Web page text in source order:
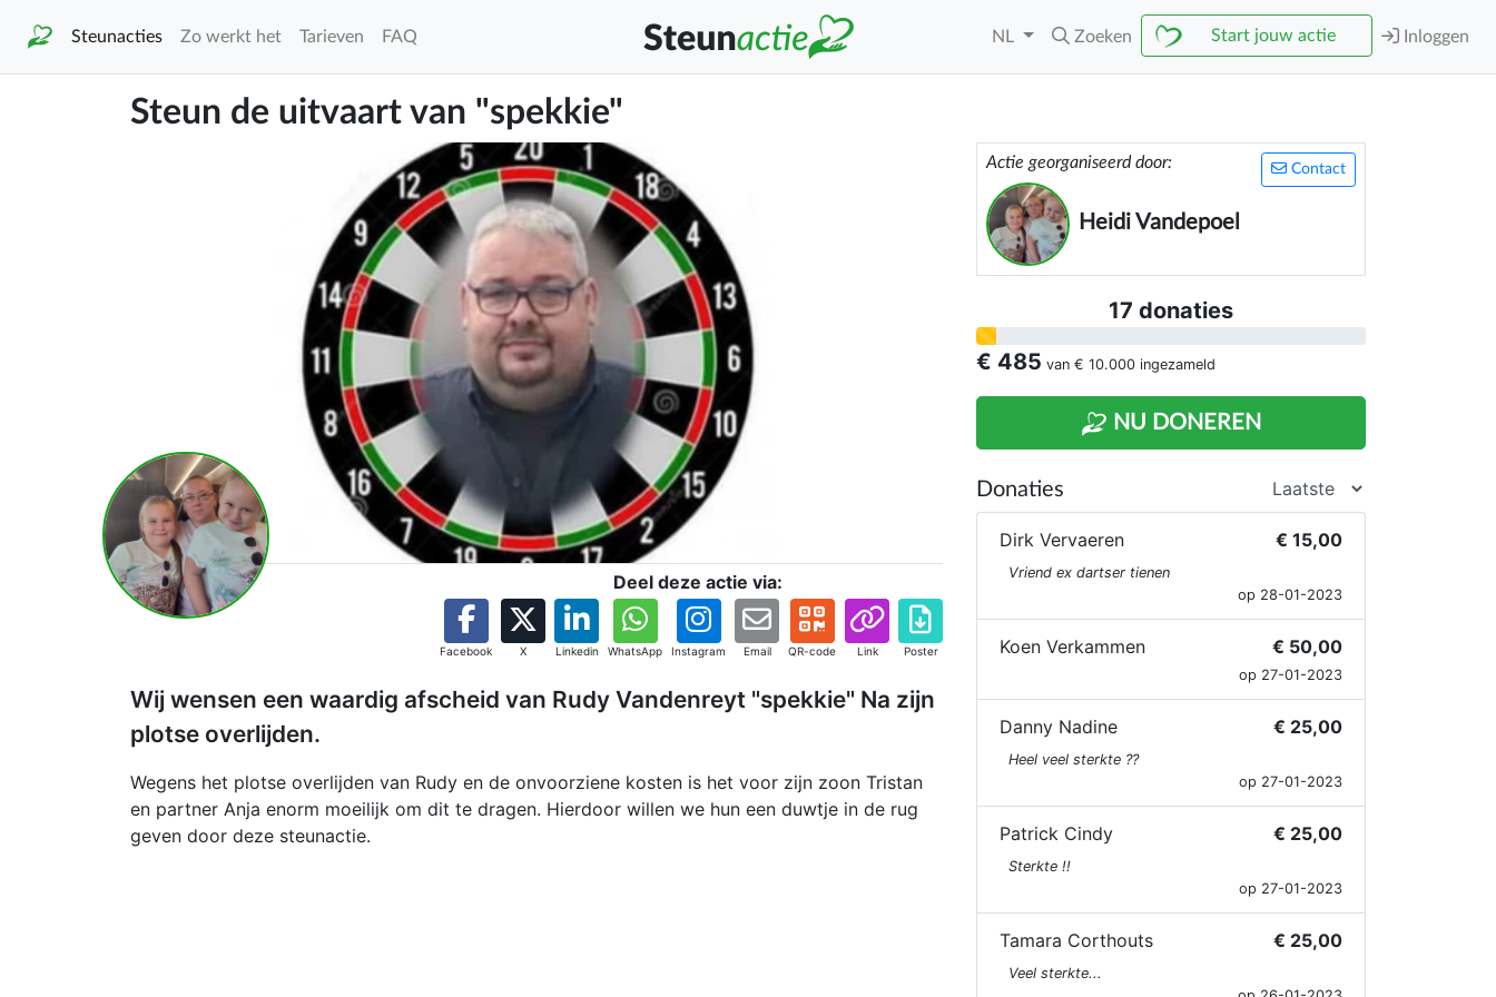
Steunacties Zo werkt het Tarieven FAQ NL Zoeken Start jouw actie Inloggen
Steun de uitvaart van "spekkie"
Deel deze actie via:
Facebook X Linkedin WhatsApp Instagram Email QR-code Link Poster
Wij wensen een waardig afscheid van Rudy Vandenreyt "spekkie" Na zijn
plotse overlijden.
Wegens het plotse overlijden van Rudy en de onvoorziene kosten is het voor zijn zoon Tristan
en partner Anja enorm moeilijk om dit te dragen. Hierdoor willen we hun een duwtje in de rug
geven door deze steunactie.
Contact
Actie georganiseerd door:
Heidi Vandepoel
17 donaties
€ 485 van € 10.000 ingezameld
NU DONEREN
Donaties
Dirk Vervaeren € 15,00
Vriend ex dartser tienen
op 28-01-2023
Koen Verkammen € 50,00
op 27-01-2023
Danny Nadine € 25,00
Heel veel sterkte ??
op 27-01-2023
Patrick Cindy € 25,00
Sterkte !!
op 27-01-2023
Tamara Corthouts € 25,00
Veel sterkte...